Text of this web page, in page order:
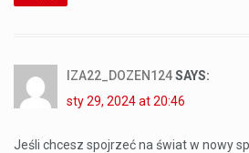
IZA22_DOZEN124SAYS:
sty 29, 2024 at 20:46
Jeśli chcesz spojrzeć na świat w nowy